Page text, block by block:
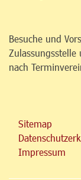
Besuche und
nach
Sitemap
Impressum